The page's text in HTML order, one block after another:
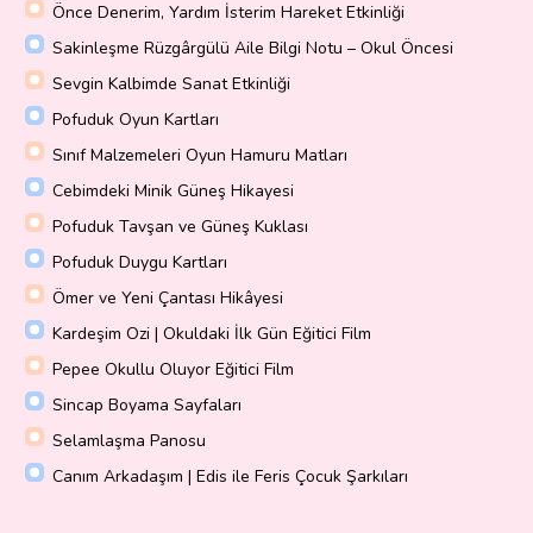
Önce Denerim, Yardım İsterim Hareket Etkinliği
Sakinleşme Rüzgârgülü Aile Bilgi Notu – Okul Öncesi
Sevgin Kalbimde Sanat Etkinliği
Pofuduk Oyun Kartları
Sınıf Malzemeleri Oyun Hamuru Matları
Cebimdeki Minik Güneş Hikayesi
Pofuduk Tavşan ve Güneş Kuklası
Pofuduk Duygu Kartları
Ömer ve Yeni Çantası Hikâyesi
Kardeşim Ozi | Okuldaki İlk Gün Eğitici Film
Pepee Okullu Oluyor Eğitici Film
Sincap Boyama Sayfaları
Selamlaşma Panosu
Canım Arkadaşım | Edis ile Feris Çocuk Şarkıları